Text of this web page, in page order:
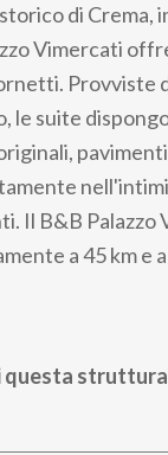
di
Vimercati
Provviste
le suite
Il B&B Palazzo
a 45 km e
questa